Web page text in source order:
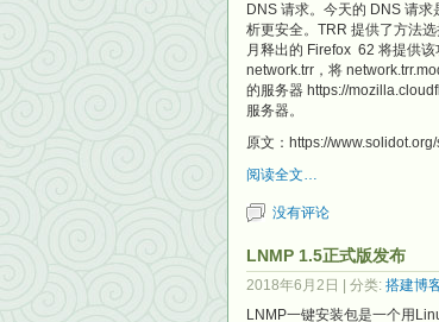
DNS 请求。今天的 DNS 请
析更安全。TRR 提供了方法
月释出的 Firefox 62 将提供
network.trr，将
的服务器 https://
服务器。
原文：https://
阅读全文…
没有评论
LNMP 1.5正式版发布
2018年6月2日 | 分类: 搭建博
LNMP一键安装包是一个用